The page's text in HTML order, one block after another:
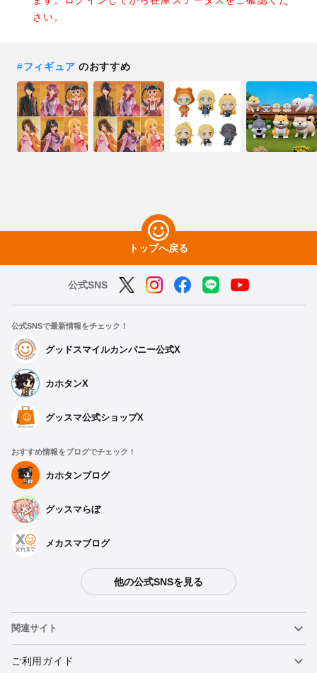
【BOX】 伊藤潤二コレクション: 呪いの小箱シリーズ２ - 2024
年09月発売予定
予約期間：2024年04月11日~2024年04月24日まで
さい。
#フィギュア のおすすめ
トップへ戻る
公式SNS
公式SNSで最新情報をチェック！
グッドスマイルカンパニー公式X
カホタンX
グッスマ公式ショップX
おすすめ情報をブログでチェック！
カホタンブログ
グッスマらぼ
メカスマブログ
他の公式SNSを見る
関連サイト
ねんどろいど
ご利用ガイド